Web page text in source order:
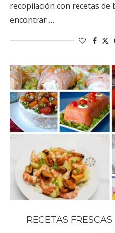
recopilación con recetas de
encontrar …
RECETAS